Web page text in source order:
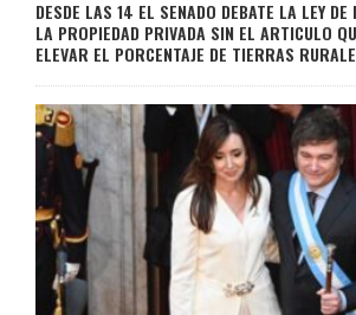
DESDE LAS 14 EL SENADO DEBATE LA LEY
LA PROPIEDAD PRIVADA SIN EL ARTICULO
ELEVAR EL PORCENTAJE DE TIERRAS